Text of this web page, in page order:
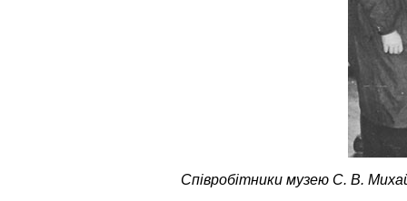
Співробітники музею С. В.